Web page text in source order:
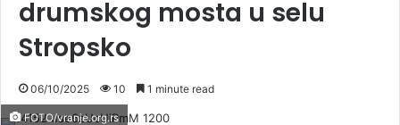
drumskog mosta u selu
Stropsko
06/10/2025 10 1 minute read
FOTO/vranje.org.rs